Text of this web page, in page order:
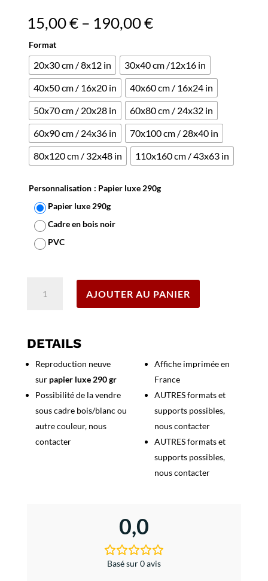
15,00€– 190,00€
Format
20x30 cm / 8x12 in
30x40 cm /12x16 in
40x50 cm / 16x20 in
40x60 cm / 16x24 in
50x70 cm / 20x28 in
60x80 cm / 24x32 in
60x90 cm / 24x36 in
70x100 cm / 28x40 in
80x120 cm / 32x48 in
110x160 cm / 43x63 in
Personnalisation : Papier luxe 290g
Papier luxe 290g
Cadre en bois noir
PVC
de
-
San
Fermin
1991
AJOUTER AU PANIER
DETAILS
Reproduction neuve
sur papier luxe 290 gr
Possibilité de la vendre
sous cadre bois/blanc ou
autre couleur, nous
contacter
Affiche imprimée en
France
AUTRES formats et
supports possibles,
nous contacter
AUTRES formats et
supports possibles,
nous contacter
0,0
Basé sur 0 avis